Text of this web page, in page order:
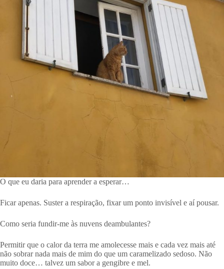
O que eu daria para aprender a esperar…
Ficar apenas. Suster a respiração, fixar um ponto invisível e aí pousar.
Como seria fundir-me às nuvens deambulantes?
Permitir que o calor da terra me amolecesse mais e cada vez mais até
não sobrar nada mais de mim do que um caramelizado sedoso. Não
muito doce… talvez um sabor a gengibre e mel.